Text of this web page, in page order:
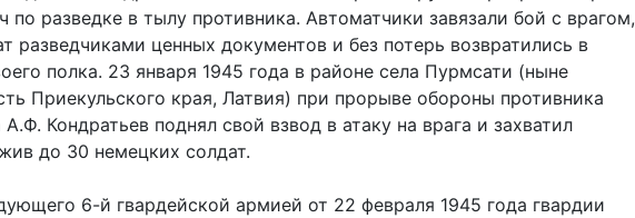
по разведке в тылу противника. Автоматчики завязали бой с врагом,
разведчиками ценных документов и без потерь возвратились в
полка. 23 января 1945 года в районе села Пурмсати (ныне
Приекульского края, Латвия) при прорыве обороны противника
Кондратьев поднял свой взвод в атаку на врага и захватил
до 30 немецких солдат.
6-й гвардейской армией от 22 февраля 1945 года гвардии